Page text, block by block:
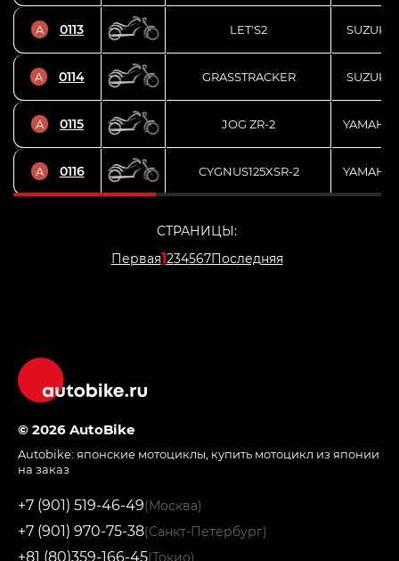
A 0113 LET'S2 SUZUKI
A 0114 GRASSTRACKER SUZUKI
A 0115 JOG ZR-2 YAMAHA
A 0116 CYGNUS125XSR-2 YAMAHA
СТРАНИЦЫ:
Первая1234567Последняя
© 2026 AutoBike
Autobike: японские мотоциклы, купить мотоцикл из японии
на заказ
+7 (901) 519-46-49(Москва)
+7 (901) 970-75-38(Санкт-Петербург)
+81 (80)359-166-45(Токио)